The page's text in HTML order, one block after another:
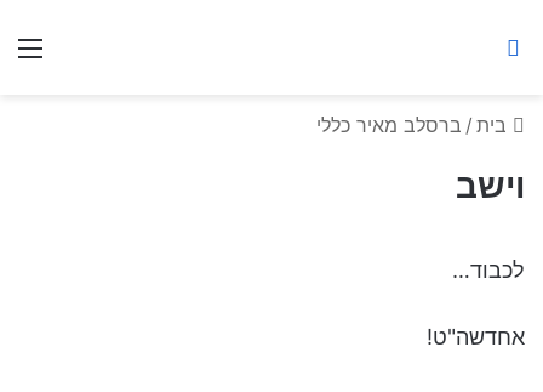
בית / ברסלב מאיר כללי
וישב
לכבוד…
אחדשה"ט!